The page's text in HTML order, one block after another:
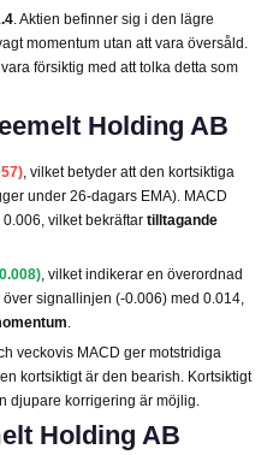
. Aktien befinner sig i den lägre
momentum utan att vara översåld.
försiktig med att tolka detta som
Holding AB
, vilket betyder att den kortsiktiga
under 26-dagars EMA). MACD
vilket bekräftar tilltagande
, vilket indikerar en överordnad
signallinjen (-0.006) med 0.014,
.
veckovis MACD ger motstridiga
kortsiktigt är den bearish. Kortsiktigt
djupare korrigering är möjlig.
Holding AB